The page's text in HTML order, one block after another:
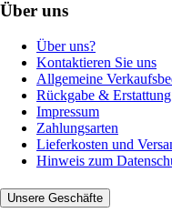
Über uns
Über uns?
Kontaktieren Sie uns
Allgemeine
Rückgabe & Erstattung
Impressum
Zahlungsarten
Lieferkosten und
Hinweis zum
Unsere Geschäfte